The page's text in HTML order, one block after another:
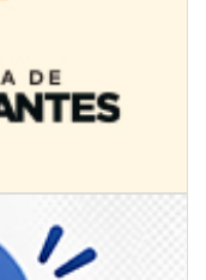
e atividades